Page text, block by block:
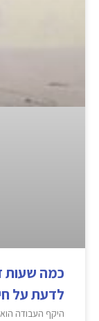
כמה שעות
לדעת על
היקף העבודה